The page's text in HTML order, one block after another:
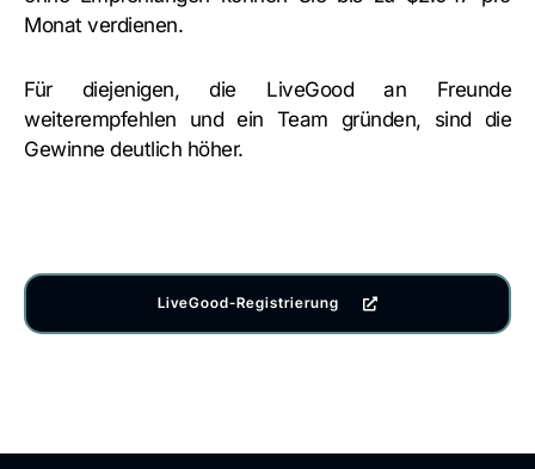
Monat verdienen.
Für diejenigen, die LiveGood an Freunde
weiterempfehlen und ein Team gründen, sind die
Gewinne deutlich höher.
LiveGood-Registrierung